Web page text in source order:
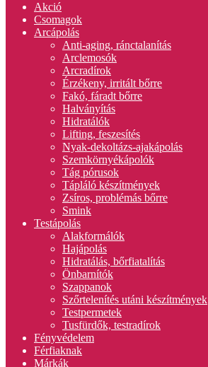
Akció
Csomagok
Arcápolás
Anti-aging, ránctalanítás
Arclemosók
Arcradírok
Érzékeny, irritált bőrre
Fakó, fáradt bőrre
Halványítás
Hidratálók
Lifting, feszesítés
Nyak-dekoltázs-ajakápolás
Szemkörnyékápolók
Tág pórusok
Tápláló készítmények
Zsíros, problémás bőrre
Smink
Testápolás
Alakformálók
Hajápolás
Hidratálás, bőrfiatalítás
Önbarnítók
Szappanok
Szőrtelenítés utáni készítmények
Testpermetek
Tusfürdők, testradírok
Fényvédelem
Férfiaknak
Márkák